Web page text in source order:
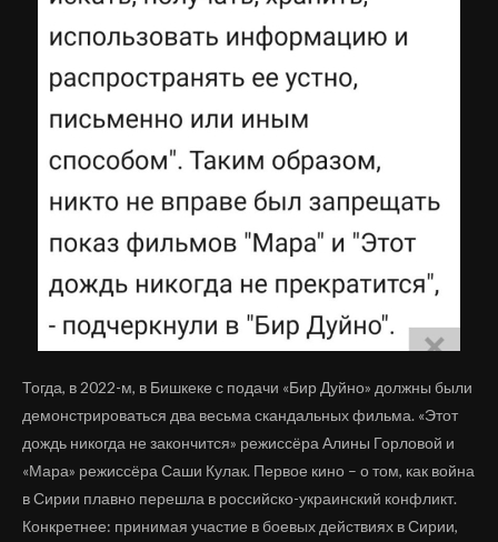
Тогда, в 2022-м, в Бишкеке с подачи «Бир Дуйно» должны были
демонстрироваться два весьма скандальных фильма. «Этот
дождь никогда не закончится» режиссёра Алины Горловой и
«Мара» режиссёра Саши Кулак. Первое кино – о том, как война
в Сирии плавно перешла в российско-украинский конфликт.
Конкретнее: принимая участие в боевых действиях в Сирии,